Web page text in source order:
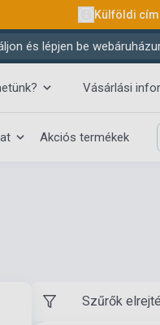
Külföldi
és lépjen be
Vásárlási
Akciós termékek
Szűrők